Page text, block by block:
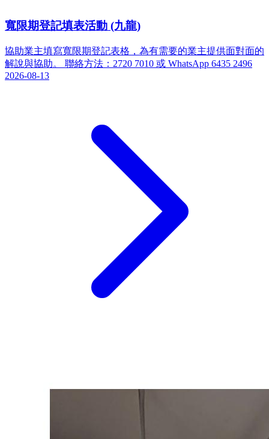
寬限期登記填表活動 (九龍)
協助業主填寫寬限期登記表格，為有需要的業主提供面對面的
解說與協助。 聯絡方法：2720 7010 或 WhatsApp 6435 2496
2026-08-13